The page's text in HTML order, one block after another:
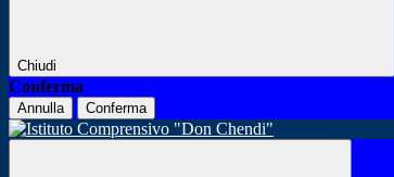
Chiudi
Conferma
Annulla Conferma